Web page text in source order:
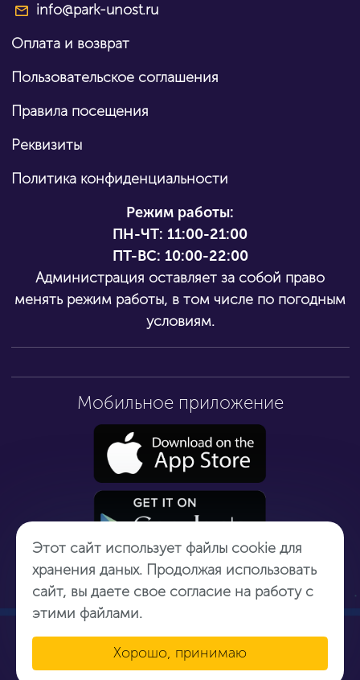
info@park-unost.ru
Оплата и возврат
Пользовательское соглашения
Правила посещения
Реквизиты
Политика конфиденциальности
Режим работы:
ПН-ЧТ: 11:00-21:00
ПТ-ВС: 10:00-22:00
Администрация оставляет за собой право
менять режим работы, в том числе по погодным
условиям.
Мобильное приложение
(с) ООО "СТРОЙИНВЕСТРЕГИОН-Калининград", Юр.адрес: г.
Калининград, ул. Генерал-лейтенанта Озерова, 63
Этот сайт использует файлы cookie для
хранения даных. Продолжая использовать
сайт, вы даете свое согласие на работу с
этими файлами.
Хорошо, принимаю